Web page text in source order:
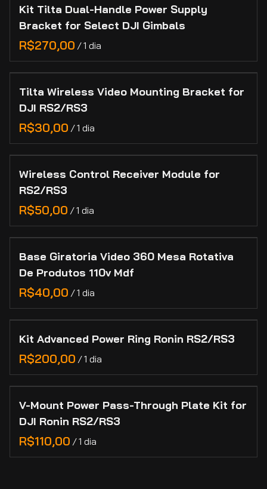
Home
Categorias
Lentes
Marcas
Feelworld
Manutenção de Lentes de Cinema
Contato
Cadastro
Kit Tilta Dual-Handle Power Supply
Bracket for Select DJI Gimbals
/
Tilta Wireless Video Mounting Bracket for
DJI RS2/RS3
/
Wireless Control Receiver Module for
RS2/RS3
/
Base Giratoria Video 360 Mesa Rotativa
De Produtos 110v Mdf
/
Kit Advanced Power Ring Ronin RS2/RS3
/
V-Mount Power Pass-Through Plate Kit for
DJI Ronin RS2/RS3
/